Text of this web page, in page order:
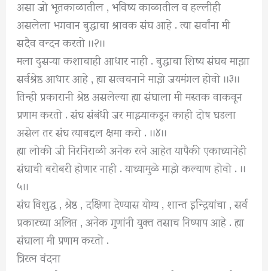
असलेला भगवान बुद्धाचा श्रावक संघ आहे . त्या सर्वांना मी
सदैव वन्दन करतो ।।२।।
मला दुसऱ्‍या कशाचाही आधार नाही . बुद्धाचा शिष्य संघच माझा
सर्वश्रेष्ठ आधार आहे , ह्या सत्वचनाने माझे जयमंगल होवो ।।३।।
तिन्ही प्रकारानी श्रेष्ठ असलेल्या ह्या संघाला मी मस्तक वाकवून
प्रणाम करतो . संघ संबंधी जर माझ्याकडून काही दोष घडला
असेल तर संघ त्याबद्दल क्षमा करो . ।।४।।
ह्या लोकी जी निरनिराळी अनेक रत्ने आहेत यापैकी एकाच्यानेही
संघाची बरोबरी होणार नाही . याच्यामुळे माझे कल्याण होवो . ।।
५।।
संघ विशुद्ध , श्रेष्ठ , दक्षिणा देण्यास योग्य , शान्त इन्द्रियांचा , सर्व
प्रकारच्या अलिप्त , अनेक गुणांनी युक्त तसाच निष्पाप आहे . ह्या
संघाला मी प्रणाम करतो .
त्रिरत्न वंदना